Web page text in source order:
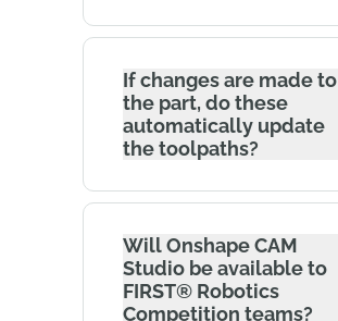
If changes are made to
the part, do these
automatically update
the toolpaths?
Will Onshape CAM
Studio be available to
FIRST® Robotics
Competition teams?